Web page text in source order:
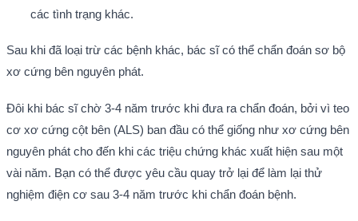
các tình trạng khác.
Sau khi đã loại trừ các bệnh khác, bác sĩ có thể chẩn đoán sơ bộ
xơ cứng bên nguyên phát.
Đôi khi bác sĩ chờ 3-4 năm trước khi đưa ra chẩn đoán, bởi vì teo
cơ xơ cứng cột bên (ALS) ban đầu có thể giống như xơ cứng bên
nguyên phát cho đến khi các triệu chứng khác xuất hiện sau một
vài năm. Bạn có thể được yêu cầu quay trở lại để làm lại thử
nghiệm điện cơ sau 3-4 năm trước khi chẩn đoán bệnh.